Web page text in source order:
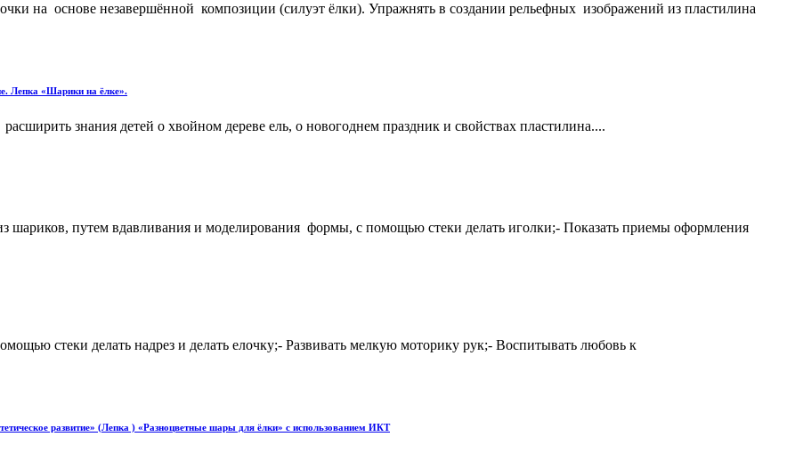
на основе незавершённой композиции (силуэт ёлки). Упражнять в создании рельефных изображений из пластилина
Лепка «Шарики на ёлке».
знания детей о хвойном дереве ель, о новогоднем праздник и свойствах пластилина....
шариков, путем вдавливания и моделирования формы, с помощью стеки делать иголки;- Показать приемы оформления
стеки делать надрез и делать елочку;- Развивать мелкую моторику рук;- Воспитывать любовь к
развитие» (Лепка ) «Разноцветные шары для ёлки» с использованием ИКТ